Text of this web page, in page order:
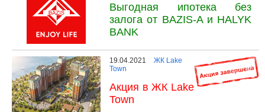
Выгодная ипотека без
залога от BAZIS-A и HALYK
BANK
19.04.2021
ЖК Lake
Town
Акция в ЖК Lake
Town